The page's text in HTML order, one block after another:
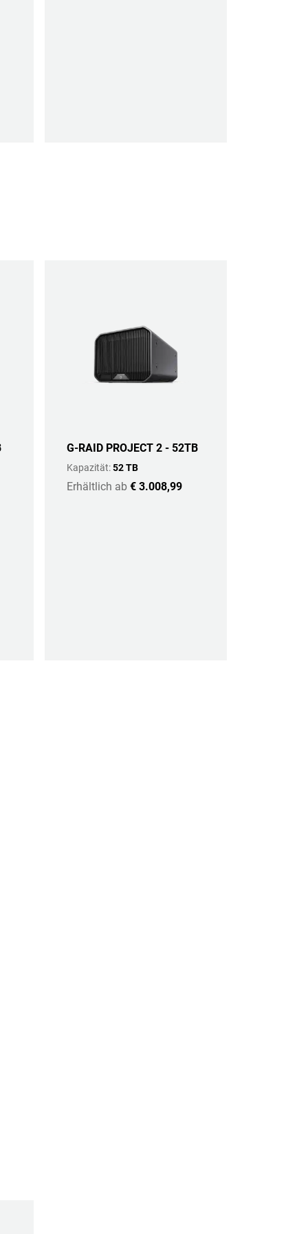
G-RAID PROJECT 2 - 52TB
Kapazität:52 TB
Erhältlich ab € 3.008,99